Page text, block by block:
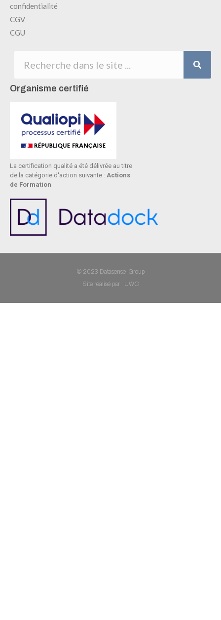
confidentialité
CGV
CGU
Organisme certifié
La certification qualité a été délivrée au titre
de la catégorie d'action suivante : Actions
de Formation
© 2023 Datasense-Group
Site réalisé par : UWC